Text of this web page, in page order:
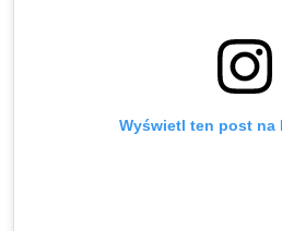
Wyświetl ten post na